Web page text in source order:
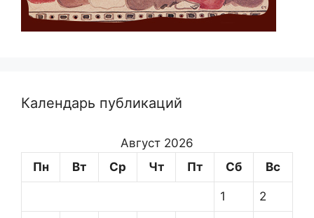
Календарь публикаций
Август 2026
Пн
Вт Ср Чт Пт Сб Вс
1 2